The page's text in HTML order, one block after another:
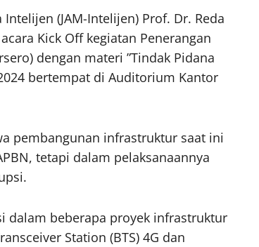
Intelijen (JAM-Intelijen) Prof. Dr. Reda
Kick Off kegiatan Penerangan
dengan materi ”Tindak Pidana
bertempat di Auditorium Kantor
pembangunan infrastruktur saat ini
tetapi dalam pelaksanaannya
dalam beberapa proyek infrastruktur
Station (BTS) 4G dan